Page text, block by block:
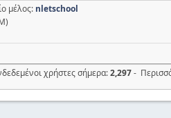
μέλος: nletschool
χρήστες σήμερα:2,297-